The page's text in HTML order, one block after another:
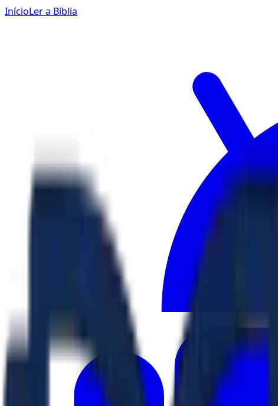
InícioLer a Bíblia